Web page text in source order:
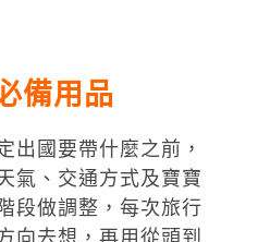
備用品
出國要帶什麼之前，
氣、交通方式及寶寶
段做調整，每次旅行
向去想，再用從頭到